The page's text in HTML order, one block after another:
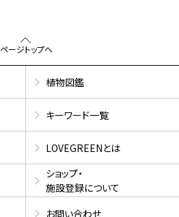
ページトップへ
植物図鑑
キーワード一覧
LOVEGREENとは
ショップ・
施設登録について
お問い合わせ